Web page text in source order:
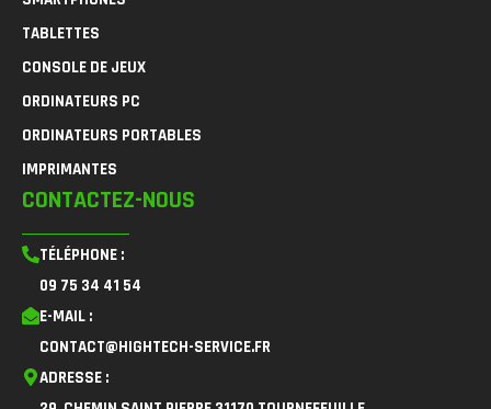
TABLETTES
CONSOLE DE JEUX
ORDINATEURS PC
ORDINATEURS PORTABLES
IMPRIMANTES
CONTACTEZ-NOUS
TÉLÉPHONE :
09 75 34 41 54
E-MAIL :
CONTACT@HIGHTECH-SERVICE.FR
ADRESSE :